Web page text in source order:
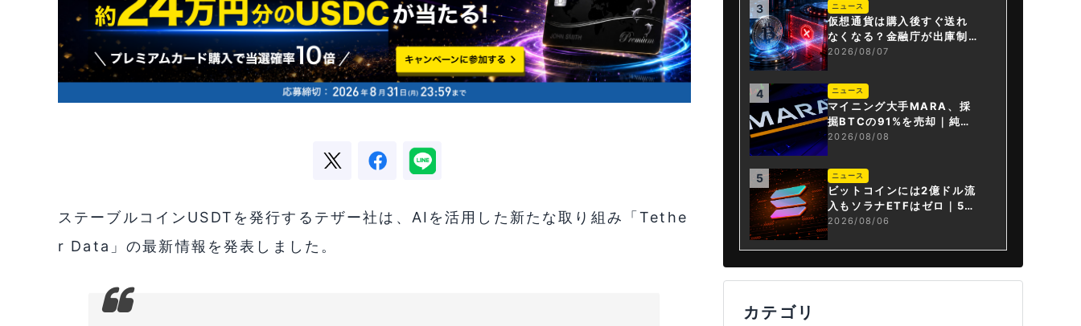
ステーブルコインUSDTを発行するテザー社は、AIを活用した新たな取り組み「Tethe
r Data」の最新情報を発表しました。
3 ニュース
仮想通貨は購入後すぐ送れ
なくなる？金融庁が出庫制
限を要請
2026/08/07
4 ニュース
マイニング大手MARA、採
掘BTCの91%を売却｜純損
失6億ドル
2026/08/08
5 ニュース
ビットコインには2億ドル流
入もソラナETFはゼロ｜5営
業日連続で停止
2026/08/06
カテゴリ